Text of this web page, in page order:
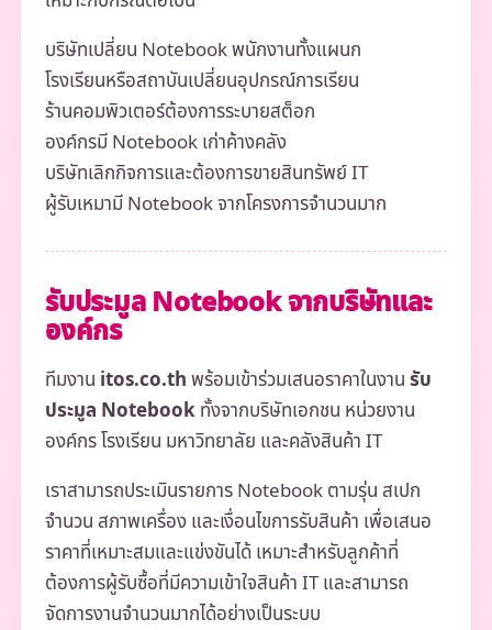
บริษัทเปลี่ยน Notebook พนักงานทั้งแผนก
โรงเรียนหรือสถาบันเปลี่ยนอุปกรณ์การเรียน
ร้านคอมพิวเตอร์ต้องการระบายสต็อก
องค์กรมี Notebook เก่าค้างคลัง
บริษัทเลิกกิจการและต้องการขายสินทรัพย์ IT
ผู้รับเหมามี Notebook จากโครงการจำนวนมาก
รับประมูล Notebook จากบริษัทและ
องค์กร
ทีมงาน itos.co.thพร้อมเข้าร่วมเสนอราคาในงานรับ
ประมูล Notebookทั้งจากบริษัทเอกชน หน่วยงาน
องค์กร โรงเรียน มหาวิทยาลัย และคลังสินค้า IT
เราสามารถประเมินรายการ Notebook ตามรุ่น สเปก
จำนวน สภาพเครื่อง และเงื่อนไขการรับสินค้า เพื่อเสนอ
ราคาที่เหมาะสมและแข่งขันได้ เหมาะสำหรับลูกค้าที่
ต้องการผู้รับซื้อที่มีความเข้าใจสินค้า IT และสามารถ
จัดการงานจำนวนมากได้อย่างเป็นระบบ